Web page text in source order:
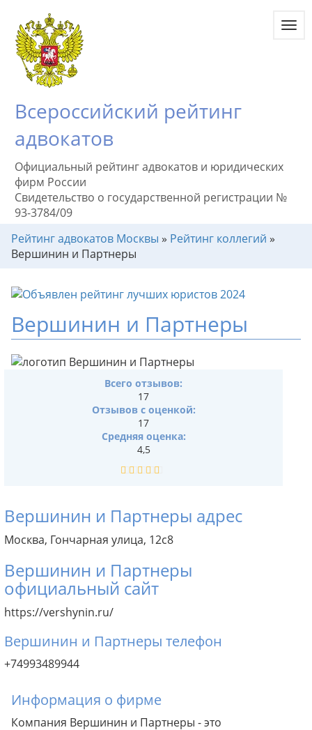
Всероссийский рейтинг
адвокатов
Официальный рейтинг адвокатов и юридических
фирм России
Свидетельство о государственной регистрации №
93-3784/09
Рейтинг адвокатов Москвы » Рейтинг коллегий »
Вершинин и Партнеры
Вершинин и Партнеры
Вершинин и Партнеры адрес
Москва, Гончарная улица, 12с8
Вершинин и Партнеры
официальный сайт
https://vershynin.ru/
Вершинин и Партнеры телефон
+74993489944
Всего отзывов:
17
Отзывов с оценкой:
17
Средняя оценка:
4,5
Информация о фирме
Компания Вершинин и Партнеры - это